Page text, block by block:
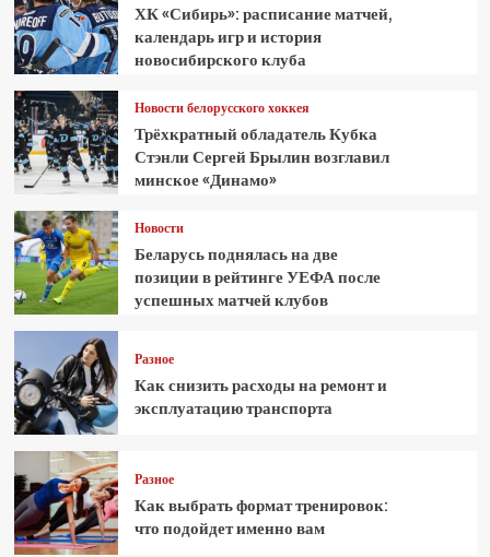
ХК «Сибирь»: расписание матчей,
календарь игр и история
новосибирского клуба
Новости белорусского хоккея
Трёхкратный обладатель Кубка
Стэнли Сергей Брылин возглавил
минское «Динамо»
Новости
Беларусь поднялась на две
позиции в рейтинге УЕФА после
успешных матчей клубов
Разное
Как снизить расходы на ремонт и
эксплуатацию транспорта
Разное
Как выбрать формат тренировок:
что подойдет именно вам